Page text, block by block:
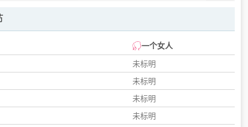
一个女人
未标明
未标明
未标明
未标明